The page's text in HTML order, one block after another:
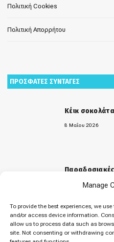
Manage
To provide the best experiences, we
and/or access device information.
allow us to process data such as
site. Not consenting or withdrawing
Πολιτική Cookies
Πολιτική Απορρήτου
ΠΡΟΣΦΑΤΕΣ ΣΥΝΤΑΓΕΣ
Κέικ
8 Μαΐου 2026
31 Μαρτίου 2026